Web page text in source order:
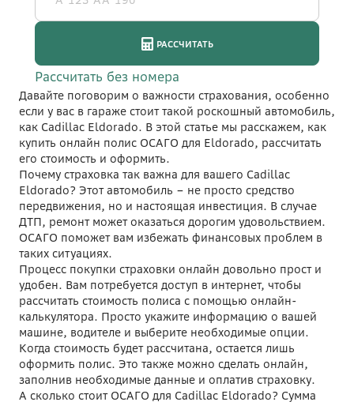
Давайте поговорим о важности страхования, особенно
если у вас в гараже стоит такой роскошный автомобиль,
как Cadillac Eldorado. В этой статье мы расскажем, как
купить онлайн полис ОСАГО для Eldorado, рассчитать
его стоимость и оформить.
Почему страховка так важна для вашего Cadillac
Eldorado? Этот автомобиль – не просто средство
передвижения, но и настоящая инвестиция. В случае
ДТП, ремонт может оказаться дорогим удовольствием.
ОСАГО поможет вам избежать финансовых проблем в
таких ситуациях.
Процесс покупки страховки онлайн довольно прост и
удобен. Вам потребуется доступ в интернет, чтобы
рассчитать стоимость полиса с помощью онлайн-
калькулятора. Просто укажите информацию о вашей
машине, водителе и выберите необходимые опции.
Когда стоимость будет рассчитана, остается лишь
оформить полис. Это также можно сделать онлайн,
заполнив необходимые данные и оплатив страховку.
А сколько стоит ОСАГО для Cadillac Eldorado? Сумма